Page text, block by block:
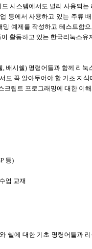
시스템에서도 널리 사용되
등에서 사용하고 있는 주류
예제를 작성하고 테스트함
활동하고 있는 한국리눅스
배시쉘) 명령어들과 함께 리
도 꼭 알아두어야 할 기초 지식
립트 프로그래밍에 대한 이
등)
업 교재
쉘에 대한 기초 명령어들과